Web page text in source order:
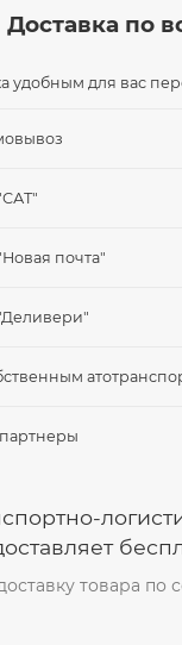
Доставка по
удобным для вас
почта"
товара по